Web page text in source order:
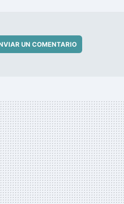
UN COMENTARIO